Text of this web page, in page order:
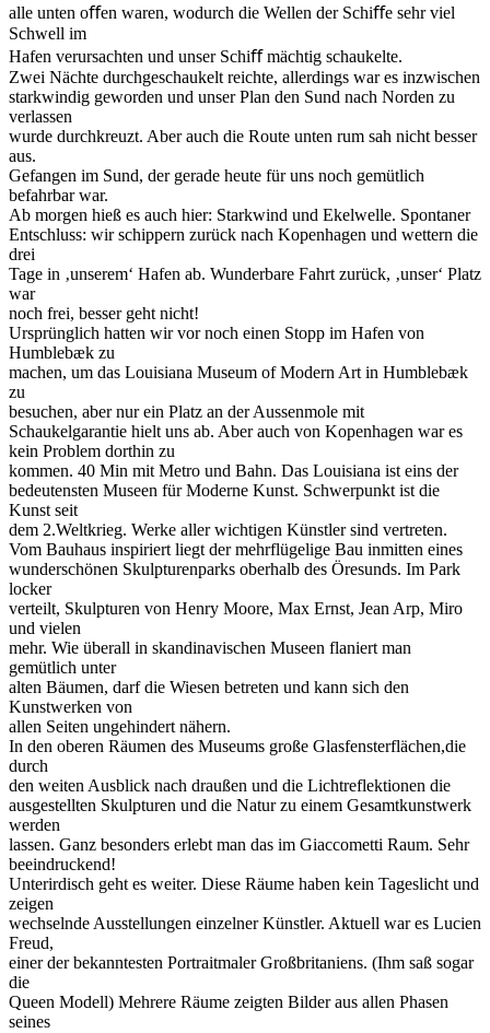
alle unten oﬀen waren, wodurch die Wellen der Schiﬀe sehr viel
Schwell im
Hafen verursachten und unser Schiﬀ mächtig schaukelte.
Zwei Nächte durchgeschaukelt reichte, allerdings war es inzwischen
starkwindig geworden und unser Plan den Sund nach Norden zu
verlassen
wurde durchkreuzt. Aber auch die Route unten rum sah nicht besser
aus.
Gefangen im Sund, der gerade heute für uns noch gemütlich
befahrbar war.
Ab morgen hieß es auch hier: Starkwind und Ekelwelle. Spontaner
Entschluss: wir schippern zurück nach Kopenhagen und wettern die
drei
Tage in ‚unserem‘ Hafen ab. Wunderbare Fahrt zurück, ‚unser‘ Platz
war
noch frei, besser geht nicht!
Ursprünglich hatten wir vor noch einen Stopp im Hafen von
Humblebæk zu
machen, um das Louisiana Museum of Modern Art in Humblebæk
zu
besuchen, aber nur ein Platz an der Aussenmole mit
Schaukelgarantie hielt uns ab. Aber auch von Kopenhagen war es
kein Problem dorthin zu
kommen. 40 Min mit Metro und Bahn. Das Louisiana ist eins der
bedeutensten Museen für Moderne Kunst. Schwerpunkt ist die
Kunst seit
dem 2.Weltkrieg. Werke aller wichtigen Künstler sind vertreten.
Vom Bauhaus inspiriert liegt der mehrflügelige Bau inmitten eines
wunderschönen Skulpturenparks oberhalb des Öresunds. Im Park
locker
verteilt, Skulpturen von Henry Moore, Max Ernst, Jean Arp, Miro
und vielen
mehr. Wie überall in skandinavischen Museen flaniert man
gemütlich unter
alten Bäumen, darf die Wiesen betreten und kann sich den
Kunstwerken von
allen Seiten ungehindert nähern.
In den oberen Räumen des Museums große Glasfensterflächen,die
durch
den weiten Ausblick nach draußen und die Lichtreflektionen die
ausgestellten Skulpturen und die Natur zu einem Gesamtkunstwerk
werden
lassen. Ganz besonders erlebt man das im Giaccometti Raum. Sehr
beeindruckend!
Unterirdisch geht es weiter. Diese Räume haben kein Tageslicht und
zeigen
wechselnde Ausstellungen einzelner Künstler. Aktuell war es Lucien
Freud,
einer der bekanntesten Portraitmaler Großbritaniens. (Ihm saß sogar
die
Queen Modell) Mehrere Räume zeigten Bilder aus allen Phasen
seines